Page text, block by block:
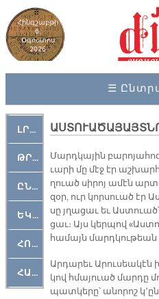
Հինգշաբթի
6,
Օգոստոս
2026
☰
ԼՐԱՀՈՍ
ԹՐՔԱՀԱՅ ԿԵԱՆՔ
ԸՆԿԵՐԱՄՇԱԿՈՒԹԱՅԻՆ
ԵԿԵՂԵՑԱԿԱՆ
ՀՈԳԵՄՏԱՒՈՐ
ՀԱՐԹԱԿ
Մարդ­կա­յին
ւա­րի մը մէջ էր
ղուած սի­րոյ ա­մէն
զօր, ուր կոր­սուած էր
սը յղա­ցաւ եւ
ցաւ։ Այս կեր­պով
հա­մայն մարդ­կու­թեան
Ար­դա­րեւ Ա­րու­սեա­կէն
կով հմա­յուած մար­դը
պատ­կե­րը՝ ա­նո­րոշ